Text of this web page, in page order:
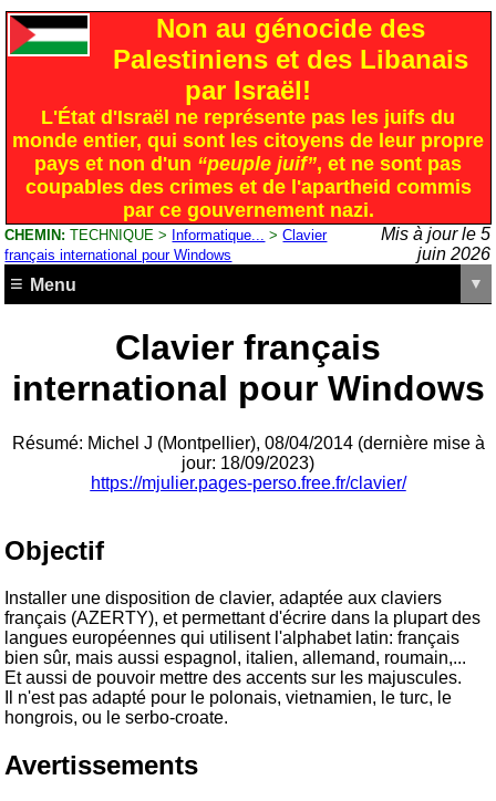
Non au génocide des
Palestiniens et des Libanais
par Israël!
L'État d'Israël ne représente pas les juifs du
monde entier, qui sont les citoyens de leur propre
pays et non d'un “peuple juif”, et ne sont pas
coupables des crimes et de l'apartheid commis
par ce gouvernement nazi.
CHEMIN: TECHNIQUE > Informatique... >Clavier
français international pour Windows
Mis à jour le 5
juin 2026
Menu
Clavier français
international pour Windows
Résumé: Michel J (Montpellier), 08/04/2014 (dernière mise à
jour: 18/09/2023)
https://mjulier.pages-perso.free.fr/clavier/
Objectif
Installer une disposition de clavier, adaptée aux claviers
français (AZERTY), et permettant d'écrire dans la plupart des
langues européennes qui utilisent l'alphabet latin: français
bien sûr, mais aussi espagnol, italien, allemand, roumain,...
Et aussi de pouvoir mettre des accents sur les majuscules.
Il n'est pas adapté pour le polonais, vietnamien, le turc, le
hongrois, ou le serbo-croate.
Avertissements